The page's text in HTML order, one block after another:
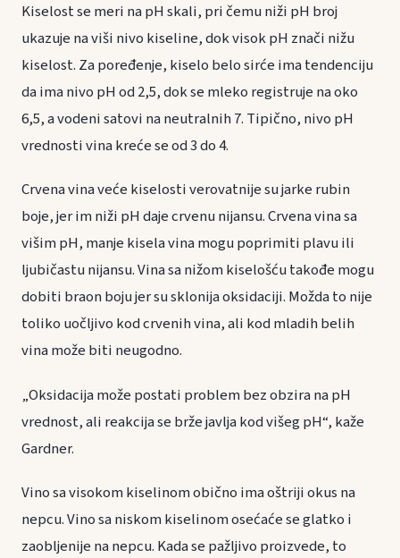
Kiselost se meri na pH skali, pri čemu niži pH broj
ukazuje na viši nivo kiseline, dok visok pH znači nižu
kiselost. Za poređenje, kiselo belo sirće ima tendenciju
da ima nivo pH od 2,5, dok se mleko registruje na oko
6,5, a vodeni satovi na neutralnih 7. Tipično, nivo pH
vrednosti vina kreće se od 3 do 4.
Crvena vina veće kiselosti verovatnije su jarke rubin
boje, jer im niži pH daje crvenu nijansu. Crvena vina sa
višim pH, manje kisela vina mogu poprimiti plavu ili
ljubičastu nijansu. Vina sa nižom kiselošću takođe mogu
dobiti braon boju jer su sklonija oksidaciji. Možda to nije
toliko uočljivo kod crvenih vina, ali kod mladih belih
vina može biti neugodno.
„Oksidacija može postati problem bez obzira na pH
vrednost, ali reakcija se brže javlja kod višeg pH“, kaže
Gardner.
Vino sa visokom kiselinom obično ima oštriji okus na
nepcu. Vino sa niskom kiselinom osećaće se glatko i
zaobljenije na nepcu. Kada se pažljivo proizvede, to